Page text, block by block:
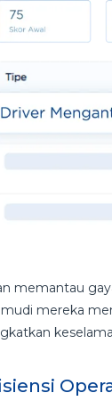
memantau
mereka